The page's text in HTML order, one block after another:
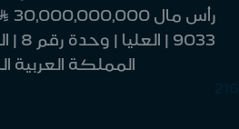
المملكة العربية